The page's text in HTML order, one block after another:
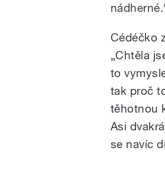
Cédéčko
„Chtěla
to
tak proč
těhotnou
Asi
se navíc